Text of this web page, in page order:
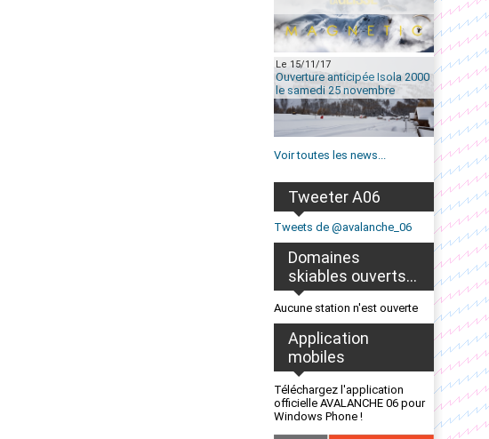
Le 15/11/17
Ouverture anticipée Isola 2000
le samedi 25 novembre
Voir toutes les news...
Tweeter A06
Tweets de @avalanche_06
Domaines
skiables ouverts...
Aucune station n'est ouverte
Application
mobiles
Téléchargez l'application
officielle AVALANCHE 06 pour
Windows Phone !